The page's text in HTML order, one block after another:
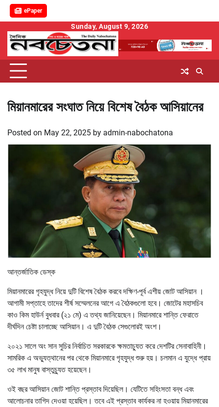
ePaper
content
Sunday, August 9, 2026
মিয়ানমারের সংঘাত নিয়ে বিশেষ বৈঠক আসিয়ানের
Posted on May 22, 2025 by admin-nabochatona
আন্তর্জাতিক ডেস্ক
মিয়ানমারের গৃহযুদ্ধ নিয়ে দুটি বিশেষ বৈঠক করবে দক্ষিণ-পূর্ব এশীয় জোট আসিয়ান ।
আগামী সপ্তাহে তাদের শীর্ষ সম্মেলনের আগে এ বৈঠকগুলো হবে। জোটের মহাসচিব
কাও কিম হাউর্ন বুধবার (২১ মে) এ তথ্য জানিয়েছেন। মিয়ানমারে শান্তি ফেরাতে
দীর্ঘদিন চেষ্টা চালাচ্ছে আসিয়ান। এ দুটি বৈঠক সেগুলোরই অংশ।
২০২১ সালে অং সান সুচির নির্বাচিত সরকারকে ক্ষমতাচ্যুত করে দেশটির সেনাবাহিনী।
সামরিক এ অভ্যুত্থানের পর থেকে মিয়ানমারে গৃহযুদ্ধ শুরু হয়। চলমান এ যুদ্ধে প্রায়
৩৫ লাখ মানুষ বাস্তুচ্যুত হয়েছেন।
ওই বছর আসিয়ান জোট শান্তি প্রস্তাব দিয়েছিল। যেটিতে সহিংসতা বন্ধ এবং
আলোচনার তাগিদ দেওয়া হয়েছিল। তবে এই প্রস্তাব কার্যকর না হওয়ায় মিয়ানমারের